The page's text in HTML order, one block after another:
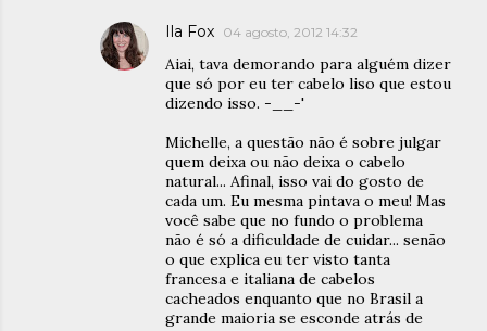
Ila Fox 04 agosto, 2012 14:32
Aiai, tava demorando para alguém dizer
que só por eu ter cabelo liso que estou
dizendo isso. -__-'
Michelle, a questão não é sobre julgar
quem deixa ou não deixa o cabelo
natural... Afinal, isso vai do gosto de
cada um. Eu mesma pintava o meu! Mas
você sabe que no fundo o problema
não é só a dificuldade de cuidar... senão
o que explica eu ter visto tanta
francesa e italiana de cabelos
cacheados enquanto que no Brasil a
grande maioria se esconde atrás de